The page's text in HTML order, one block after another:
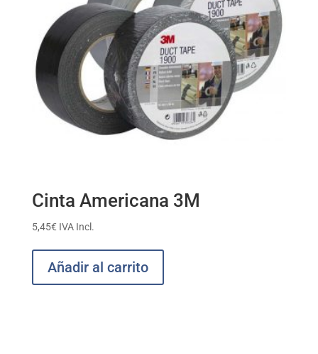
Cinta Americana 3M
5,45€ IVA Incl.
Añadir al carrito